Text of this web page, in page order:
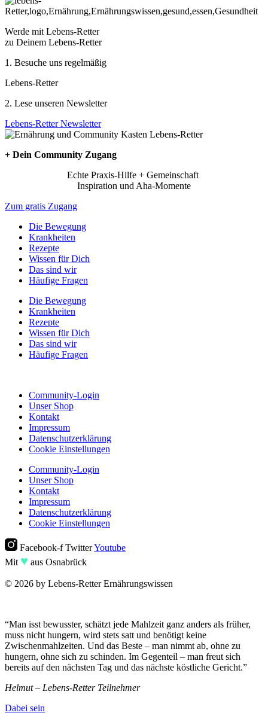
Werde mit Lebens-Retter
zu Deinem Lebens-Retter
1. Besuche uns regelmäßig
Lebens-Retter
2. Lese unseren Newsletter
Lebens-Retter Newsletter
+ Dein Community Zugang
Echte Praxis-Hilfe + Gemeinschaft
Inspiration und Aha-Momente
Zum gratis Zugang
Die Bewegung
Krankheiten
Rezepte
Wissen für Dich
Das sind wir
Häufige Fragen
Die Bewegung
Krankheiten
Rezepte
Wissen für Dich
Das sind wir
Häufige Fragen
Community-Login
Unser Shop
Kontakt
Impressum
Datenschutzerklärung
Cookie Einstellungen
Community-Login
Unser Shop
Kontakt
Impressum
Datenschutzerklärung
Cookie Einstellungen
Facebook-f TwitterYoutube
Mit ♥︎ aus Osnabrück
© 2026 by Lebens-Retter Ernährungswissen
“Man isst bewusster, schätzt jede Mahlzeit ganz anders als früher,
muss nicht hungern, wird stets satt und benötigt keine
Zwischenmahlzeiten. Und das Beste – man nimmt ab, ohne zu
hungern, ohne sich zu schinden. Im Gegenteil – man freut sich
bereits auf den nächsten Tag und das nächste köstliche Gericht.”
Helmut – Lebens-Retter Teilnehmer
Dabei sein